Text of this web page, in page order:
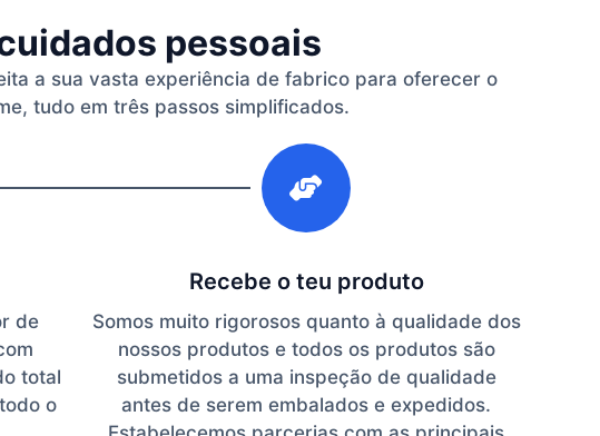
pessoais
a sua vasta experiência de fabrico para oferecer o
tudo em três passos simplificados.
de
total
o
Recebe o teu produto
Somos muito rigorosos quanto à qualidade dos
nossos produtos e todos os produtos são
submetidos a uma inspeção de qualidade
antes de serem embalados e expedidos.